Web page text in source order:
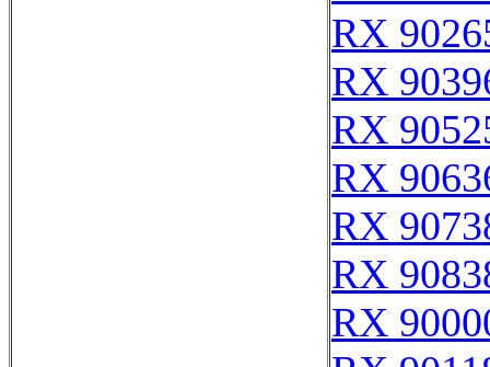
RX
RX
RX
RX
RX
RX
RX